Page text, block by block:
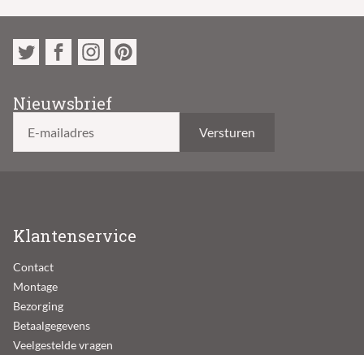
Nieuwsbrief
E-mailadres
Klantenservice
Contact
Montage
Bezorging
Betaalgegevens
Veelgestelde vragen